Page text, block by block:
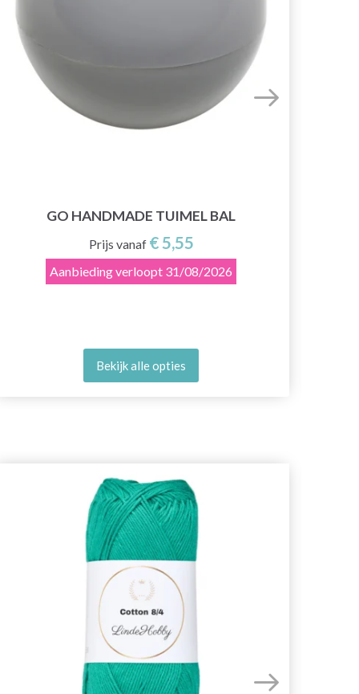
GO HANDMADE TUIMEL BAL
Prijs vanaf € 5,55
Aanbieding verloopt 31/08/2026
Bekijk alle opties